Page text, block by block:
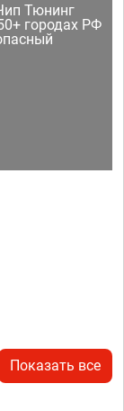
Тюнинг
городах РФ
Показать все